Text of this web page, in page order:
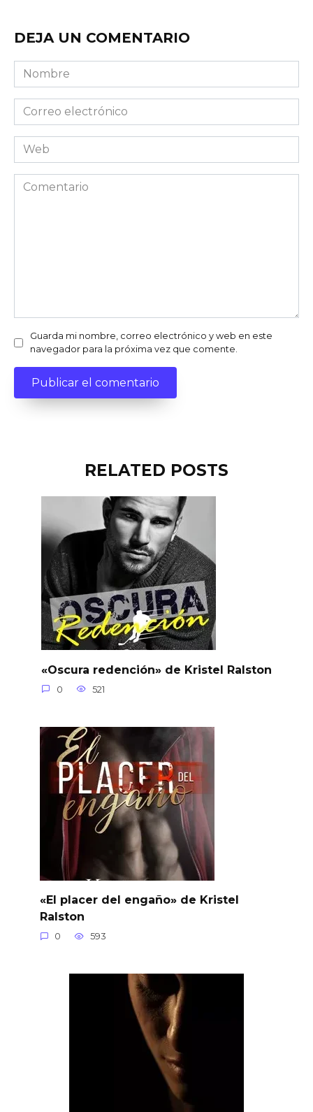
DEJA UN COMENTARIO
Nombre
Correo
electrónico
Web
Comentario
Guarda mi nombre, correo electrónico y web en este
navegador para la próxima vez que comente.
RELATED POSTS
«Oscura redención» de Kristel Ralston
0 521
«El placer del engaño» de Kristel
Ralston
0 593